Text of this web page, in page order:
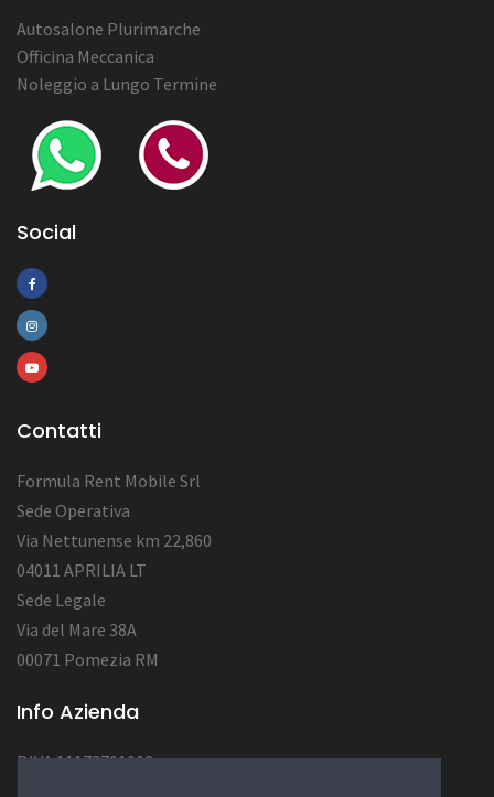
Autosalone Plurimarche
Officina Meccanica
Noleggio a Lungo Termine
Social
Contatti
Formula Rent Mobile Srl
Sede Operativa
Via Nettunense km 22,860
04011 APRILIA LT
Sede Legale
Via del Mare 38A
00071 Pomezia RM
Info Azienda
P.IVA 11172701002